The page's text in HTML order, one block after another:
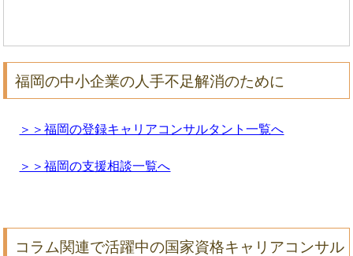
福岡の中小企業の人手不足解消のために
＞＞福岡の登録キャリアコンサルタント一覧へ
＞＞福岡の支援相談一覧へ
コラム関連で活躍中の国家資格キャリアコンサル